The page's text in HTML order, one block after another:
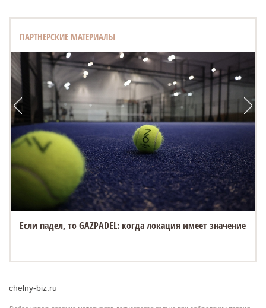
ПАРТНЕРСКИЕ МАТЕРИАЛЫ
Если падел, то GAZPADEL: когда локация имеет значение
chelny-biz.ru